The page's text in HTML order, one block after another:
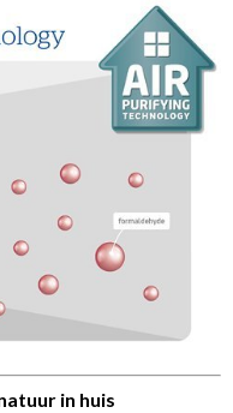
in huis